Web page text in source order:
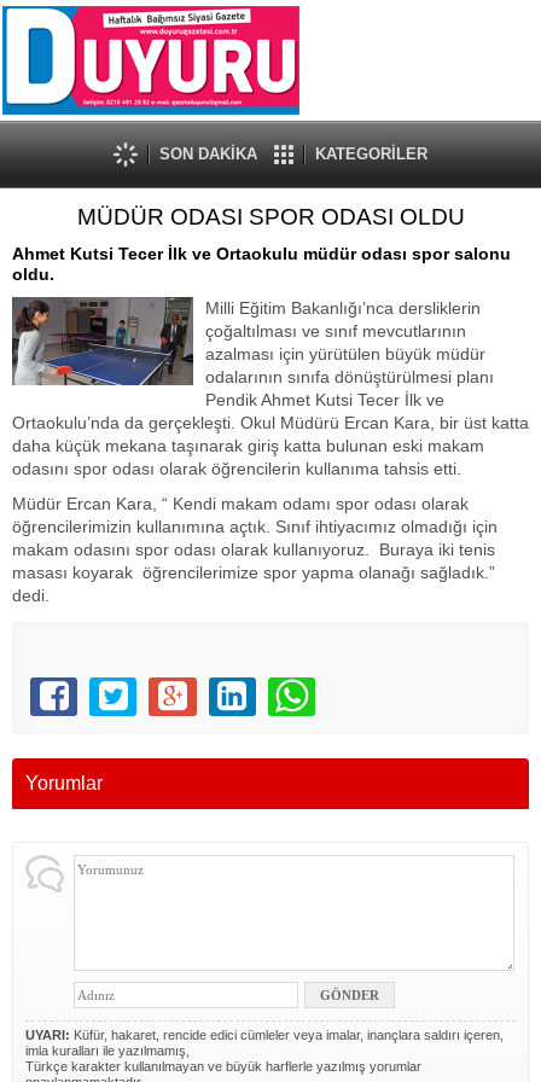
SON DAKİKA KATEGORİLER
MÜDÜR ODASI SPOR ODASI OLDU
Ahmet Kutsi Tecer İlk ve Ortaokulu müdür odası spor salonu
oldu.
Milli Eğitim Bakanlığı’nca dersliklerin
çoğaltılması ve sınıf mevcutlarının
azalması için yürütülen büyük müdür
odalarının sınıfa dönüştürülmesi planı
Pendik Ahmet Kutsi Tecer İlk ve
Ortaokulu’nda da gerçekleşti. Okul Müdürü Ercan Kara, bir üst katta
daha küçük mekana taşınarak giriş katta bulunan eski makam
odasını spor odası olarak öğrencilerin kullanıma tahsis etti.
Müdür Ercan Kara, “ Kendi makam odamı spor odası olarak
öğrencilerimizin kullanımına açtık. Sınıf ihtiyacımız olmadığı için
makam odasını spor odası olarak kullanıyoruz. Buraya iki tenis
masası koyarak öğrencilerimize spor yapma olanağı sağladık.”
dedi.
Yorumlar
UYARI: Küfür, hakaret, rencide edici cümleler veya imalar, inançlara saldırı içeren,
imla kuralları ile yazılmamış,
Türkçe karakter kullanılmayan ve büyük harflerle yazılmış yorumlar